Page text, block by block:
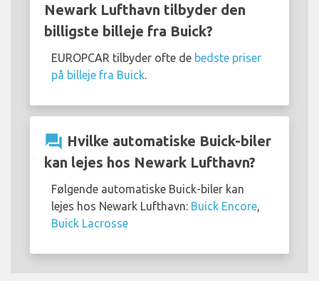
Newark Lufthavn tilbyder den
billigste billeje fra Buick?
EUROPCAR tilbyder ofte de bedste priser
på billeje fra Buick
question_answer Hvilke automatiske Buick-biler
kan lejes hos Newark Lufthavn?
Følgende automatiske Buick-biler kan
lejes hos Newark Lufthavn: Buick Encore
Buick Lacrosse